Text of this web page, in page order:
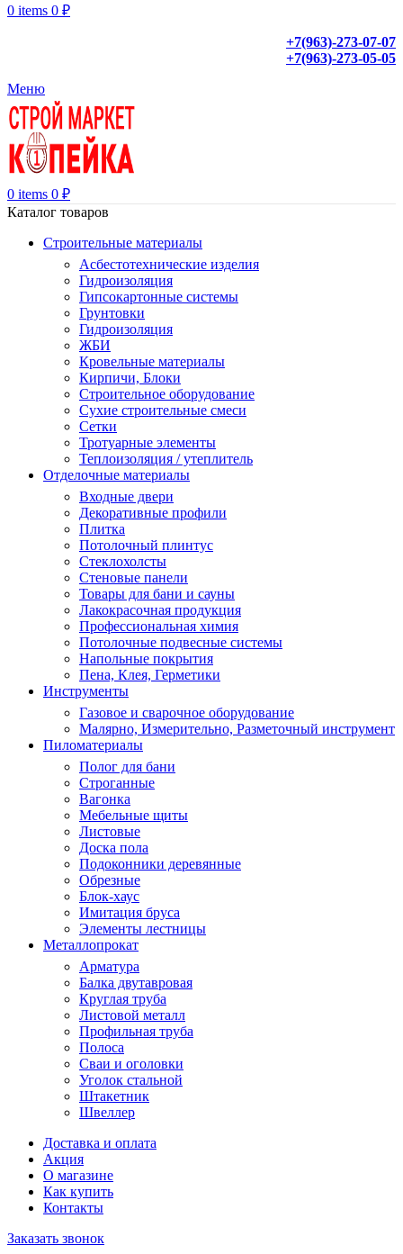
0 items 0 ₽
+7(963)-273-07-07
+7(963)-273-05-05
Меню
0 items 0 ₽
Каталог товаров
Строительные материалы
Асбестотехнические изделия
Гидроизоляция
Гипсокартонные системы
Грунтовки
Гидроизоляция
ЖБИ
Кровельные материалы
Кирпичи, Блоки
Строительное оборудование
Сухие строительные смеси
Сетки
Тротуарные элементы
Теплоизоляция / утеплитель
Отделочные материалы
Входные двери
Декоративные профили
Плитка
Потолочный плинтус
Стеклохолсты
Стеновые панели
Товары для бани и сауны
Лакокрасочная продукция
Профессиональная химия
Потолочные подвесные системы
Напольные покрытия
Пена, Клея, Герметики
Инструменты
Газовое и сварочное оборудование
Малярно, Измерительно, Разметочный инструмент
Пиломатериалы
Полог для бани
Строганные
Вагонка
Мебельные щиты
Листовые
Доска пола
Подоконники деревянные
Обрезные
Блок-хаус
Имитация бруса
Элементы лестницы
Металлопрокат
Арматура
Балка двутавровая
Круглая труба
Листовой металл
Профильная труба
Полоса
Сваи и оголовки
Уголок стальной
Штакетник
Швеллер
Доставка и оплата
Акция
О магазине
Как купить
Контакты
Заказать звонок